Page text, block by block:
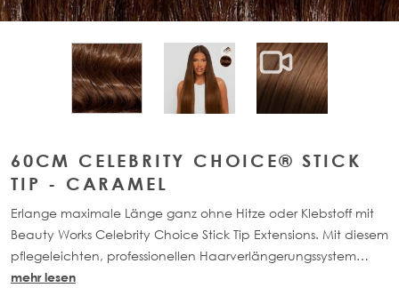
View larger imageView larger imageView larger
60CM CELEBRITY CHOICE® STICK
TIP - CARAMEL
Erlange maximale Länge ganz ohne Hitze oder Klebstoff mit
Beauty Works Celebrity Choice Stick Tip Extensions. Mit diesem
pflegeleichten, professionellen Haarverlängerungssystem
kann dem eigenen Haar Länge, Farbe und Volumen
mehr lesen